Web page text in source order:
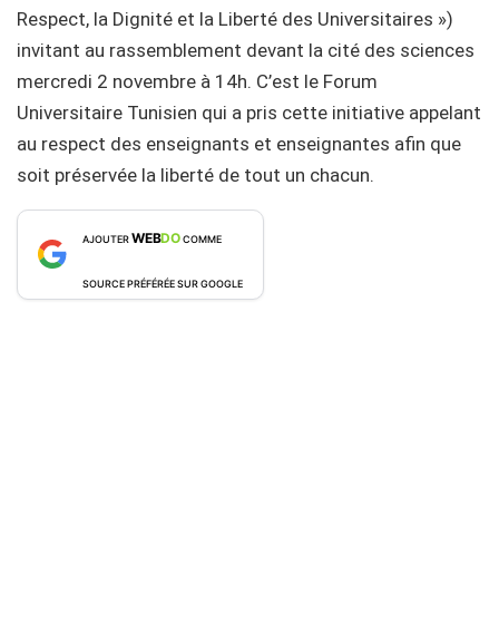
Respect, la Dignité et la Liberté des Universitaires »)
invitant au rassemblement devant la cité des sciences
mercredi 2 novembre à 14h. C’est le Forum
Universitaire Tunisien qui a pris cette initiative appelant
au respect des enseignants et enseignantes afin que
soit préservée la liberté de tout un chacun.
AJOUTERWEBDOCOMME
SOURCE PRÉFÉRÉE SUR GOOGLE